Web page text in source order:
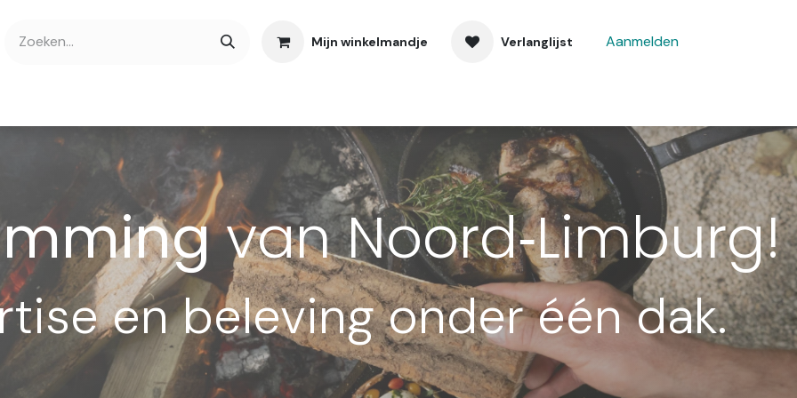
Mijn winkelmandje Verlanglijst Aanmelden
van Noord‑Limburg!
en beleving onder één dak.